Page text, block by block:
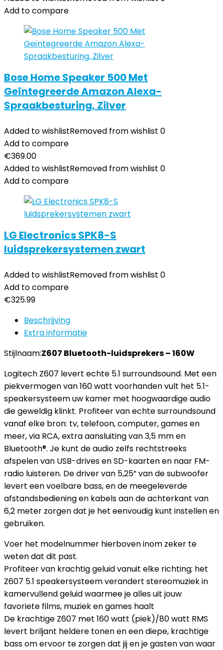
Add to compare
Bose Home Speaker 500 Met
Geïntegreerde Amazon Alexa-
Spraakbesturing, Zilver
Added to wishlistRemoved from wishlist 0
Add to compare
€369.00
Added to wishlistRemoved from wishlist 0
Add to compare
LG Electronics SPK8-S
luidsprekersystemen zwart
Added to wishlistRemoved from wishlist 0
Add to compare
€325.99
Beschrijving
Extra informatie
Stijlnaam:Z607 Bluetooth-luidsprekers – 160W
Logitech Z607 levert echte 5.1 surroundsound. Met een
piekvermogen van 160 watt voorhanden vult het 5.1-
speakersysteem uw kamer met hoogwaardige audio
die geweldig klinkt. Profiteer van echte surroundsound
vanaf elke bron: tv, telefoon, computer, games en
meer, via RCA, extra aansluiting van 3,5 mm en
Bluetooth®. Je kunt de audio zelfs rechtstreeks
afspelen van USB-drives en SD-kaarten en naar FM-
radio luisteren. De driver van 5,25” van de subwoofer
levert een voelbare bass, en de meegeleverde
afstandsbediening en kabels aan de achterkant van
6,2 meter zorgen dat je het eenvoudig kunt instellen en
gebruiken.
Voer het modelnummer hierboven inom zeker te
weten dat dit past.
Profiteer van krachtig geluid vanuit elke richting; het
Z607 5.1 speakersysteem verandert stereomuziek in
kamervullend geluid waarmee je alles uit jouw
favoriete films, muziek en games haalt
De krachtige Z607 met 160 watt (piek)/80 watt RMS
levert briljant heldere tonen en een diepe, krachtige
bass om ervoor te zorgen dat jij en je gasten van waar